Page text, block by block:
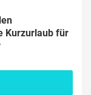
Kurzurlaub für